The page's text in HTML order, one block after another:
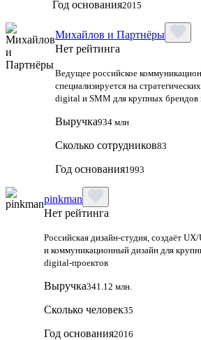
Год основания2015
Михайлов и Партнёры
Нет рейтинга
Ведущее российское
специализируется на
digital и SMM для крупных брендов
Выручка934 млн
Сколько сотрудников83
Год основания1993
pinkman
Нет рейтинга
Российская дизайн‑студия, создаёт
и коммуникационный дизайн для
digital‑проектов
Выручка341.12 млн.
Сколько человек35
Год основания2016